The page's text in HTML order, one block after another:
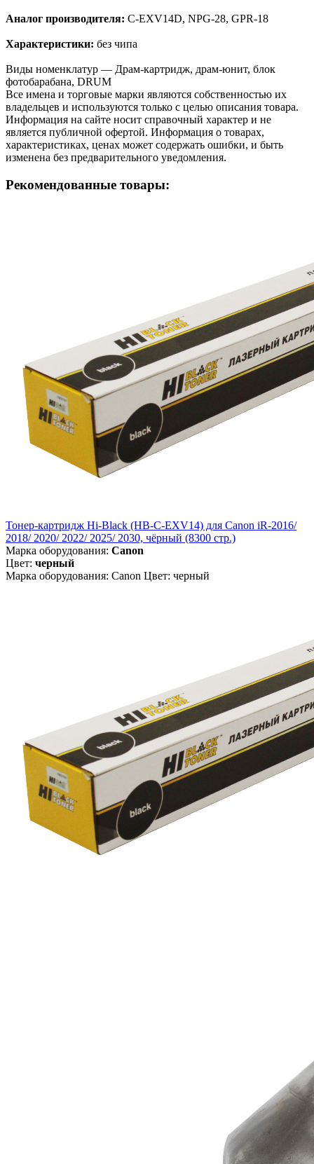
Аналог производителя: C-EXV14D, NPG-28, GPR-18
Характеристики: без чипа
Виды номенклатур — Драм-картридж, драм-юнит, блок
фотобарабана, DRUM
Все имена и торговые марки являются собственностью их
владельцев и используются только с целью описания товара.
Информация на сайте носит справочный характер и не
является публичной офертой. Информация о товарах,
характеристиках, ценах может содержать ошибки, и быть
изменена без предварительного уведомления.
Рекомендованные товары:
Тонер-картридж Hi-Black (HB-C-EXV14) для Canon iR-2016/
2018/ 2020/ 2022/ 2025/ 2030, чёрный (8300 стр.)
Марка оборудования: Canon
Цвет: черный
Марка оборудования: Canon Цвет: черный